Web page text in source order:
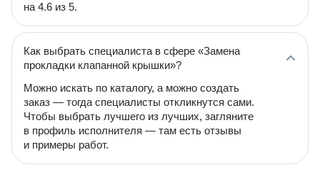
на 4.6 из 5.
Как выбрать специалиста в сфере «Замена
прокладки клапанной крышки»?
Можно искать по каталогу, а можно создать
заказ — тогда специалисты откликнутся сами.
Чтобы выбрать лучшего из лучших, загляните
в профиль исполнителя — там есть отзывы
и примеры работ.